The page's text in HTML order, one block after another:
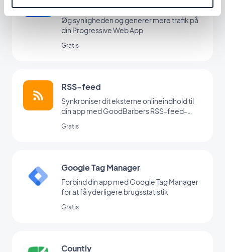
mobilsider
Øg synligheden og generer mere trafik på
din Progressive Web App
Gratis
RSS-feed
Synkroniser dit eksterne onlineindhold til
din app med GoodBarbers RSS-feed-
Gratis
Google Tag Manager
Forbind din app med Google Tag Manager
for at få yderligere brugsstatistik
Gratis
Countly